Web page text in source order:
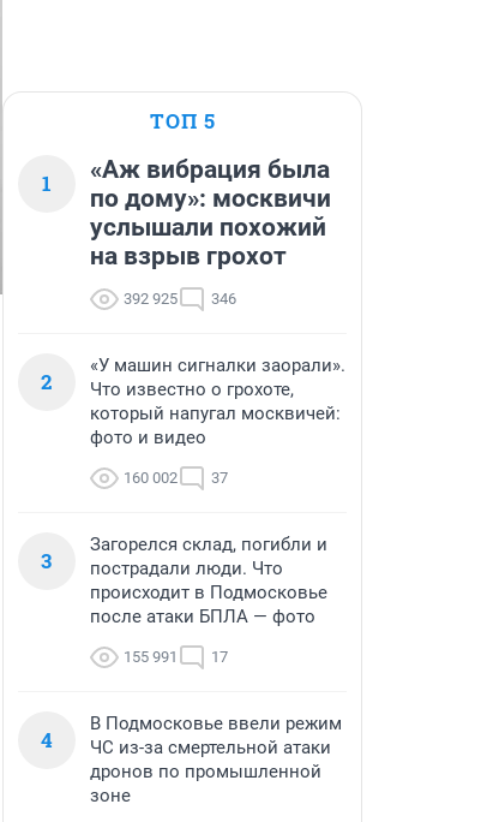
ТОП 5
1
«Аж вибрация была
по дому»: москвичи
услышали похожий
на взрыв грохот
392 925 346
2
«У машин сигналки заорали».
Что известно о грохоте,
который напугал москвичей:
фото и видео
160 002 37
3
Загорелся склад, погибли и
пострадали люди. Что
происходит в Подмосковье
после атаки БПЛА — фото
155 991 17
4
В Подмосковье ввели режим
ЧС из-за смертельной атаки
дронов по промышленной
зоне